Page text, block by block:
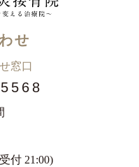
せ
窓口
付 21:00)